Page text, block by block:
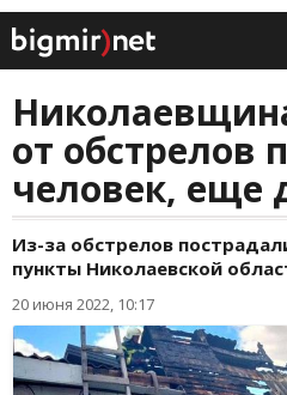
от обстрелов
человек, еще
Из-за обстрелов
пункты Николаевской
20 июня 2022, 10:17